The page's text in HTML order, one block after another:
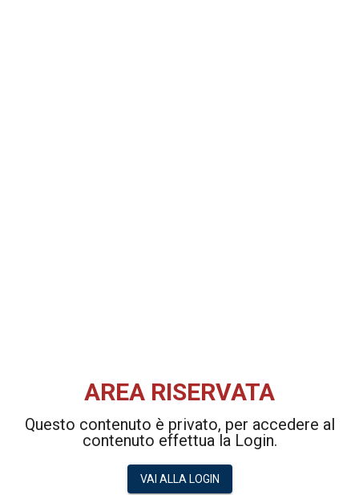
AREA RISERVATA
Questo contenuto è privato, per accedere al
contenuto effettua la Login.
VAI ALLA LOGIN